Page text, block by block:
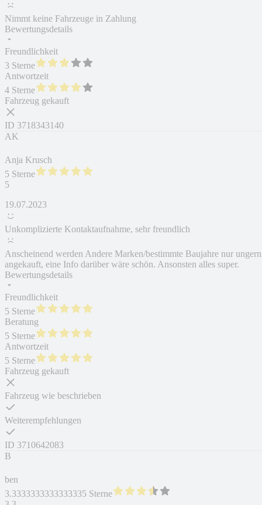
Nimmt keine Fahrzeuge in Zahlung
Bewertungsdetails
Freundlichkeit
3 Sterne
Antwortzeit
4 Sterne
Fahrzeug gekauft
ID 3718343140
AK
Anja Krusch
5 Sterne
5
19.07.2023
Unkomplizierte Kontaktaufnahme, sehr freundlich
Anscheinend werden Andere Marken/bestimmte Baujahre nur ungern
angekauft, eine Info darüber wäre schön. Ansonsten alles super.
Bewertungsdetails
Freundlichkeit
5 Sterne
Beratung
5 Sterne
Antwortzeit
5 Sterne
Fahrzeug gekauft
Fahrzeug wie beschrieben
Weiterempfehlungen
ID 3710642083
B
ben
3.3333333333333335 Sterne